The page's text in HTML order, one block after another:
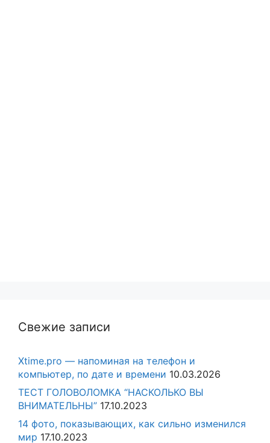
Свежие записи
Xtime.pro — напоминая на телефон и
компьютер, по дате и времени 10.03.2026
ТЕСТ ГОЛОВОЛОМКА “НАСКОЛЬКО ВЫ
ВНИМАТЕЛЬНЫ” 17.10.2023
14 фото, показывающих, как сильно изменился
мир 17.10.2023